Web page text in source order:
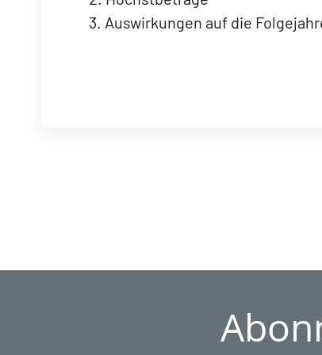
3. Auswirkungen auf die